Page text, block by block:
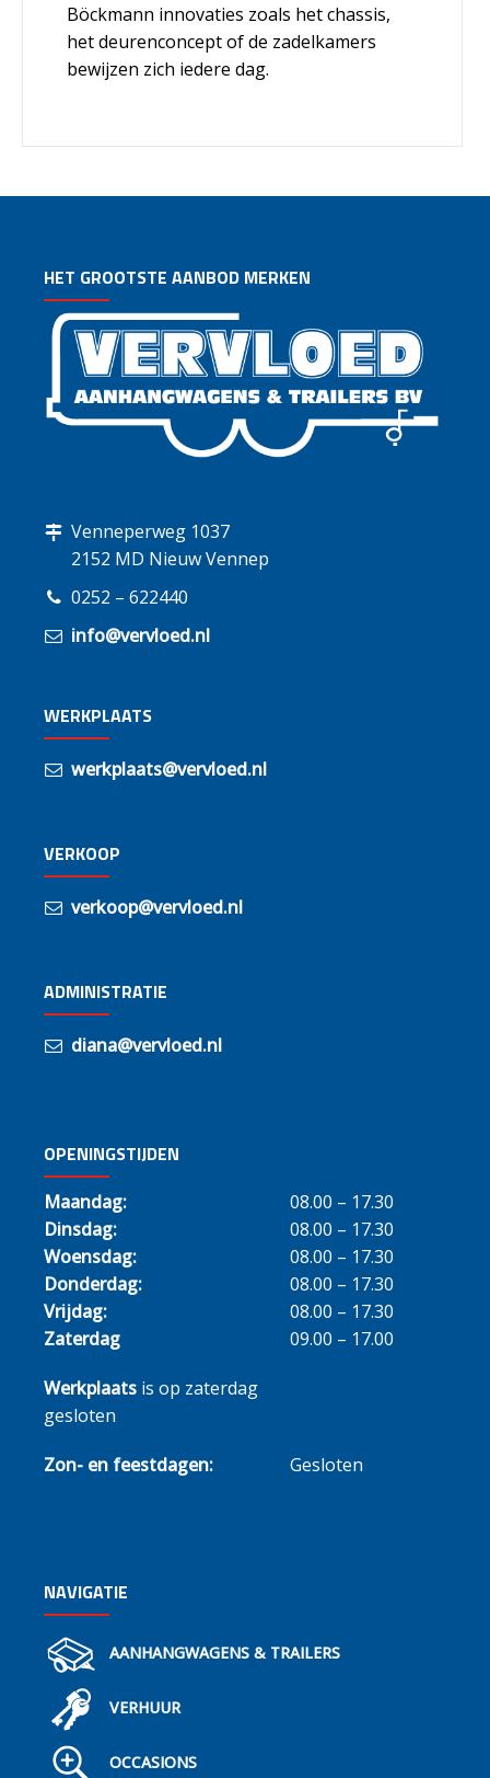
Böckmann innovaties zoals het chassis,
het deurenconcept of de zadelkamers
bewijzen zich iedere dag.
HET GROOTSTE AANBOD MERKEN
Venneperweg 1037
2152 MD Nieuw Vennep
0252 – 622440
info@vervloed.nl
WERKPLAATS
werkplaats@vervloed.nl
VERKOOP
verkoop@vervloed.nl
ADMINISTRATIE
diana@vervloed.nl
OPENINGSTIJDEN
Maandag:
08.00 – 17.30
Dinsdag:
08.00 – 17.30
Woensdag:
08.00 – 17.30
Donderdag:
08.00 – 17.30
Vrijdag:
08.00 – 17.30
Zaterdag
09.00 – 17.00
Werkplaats is op zaterdag
gesloten
Zon- en feestdagen: Gesloten
NAVIGATIE
AANHANGWAGENS & TRAILERS
VERHUUR
OCCASIONS